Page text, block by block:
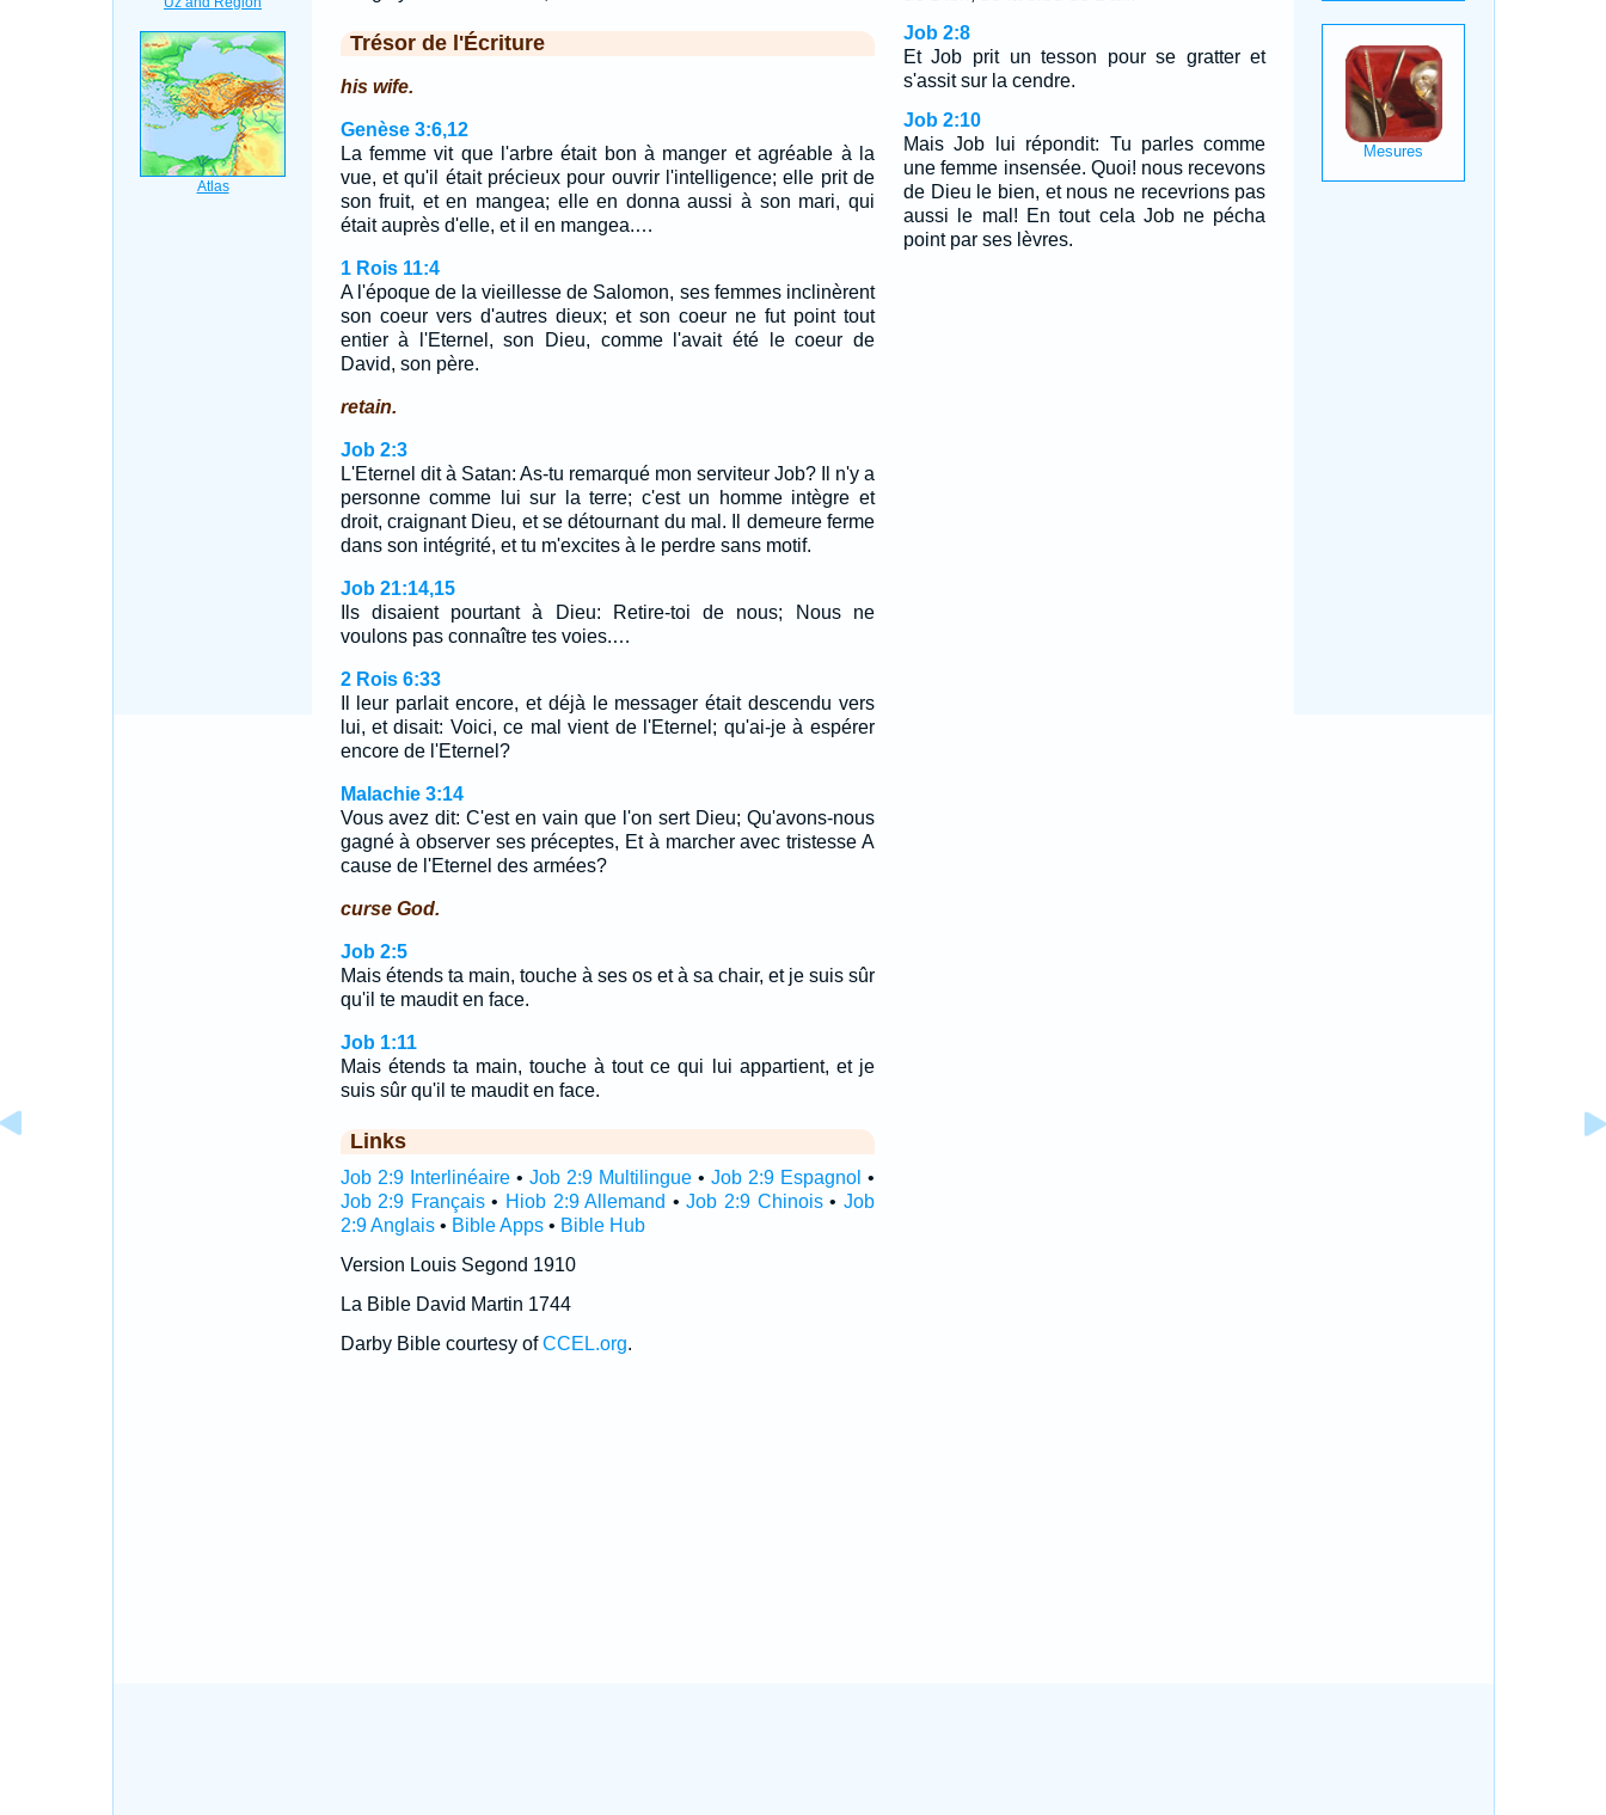
Trésor de l'Écriture
his wife.
Genèse 3:6,12
La femme vit que l'arbre était bon à manger et agréable à la
vue, et qu'il était précieux pour ouvrir l'intelligence; elle prit de
son fruit, et en mangea; elle en donna aussi à son mari, qui
était auprès d'elle, et il en mangea.…
1 Rois 11:4
A l'époque de la vieillesse de Salomon, ses femmes inclinèrent
son coeur vers d'autres dieux; et son coeur ne fut point tout
entier à l'Eternel, son Dieu, comme l'avait été le coeur de
David, son père.
retain.
Job 2:3
L'Eternel dit à Satan: As-tu remarqué mon serviteur Job? Il n'y a
personne comme lui sur la terre; c'est un homme intègre et
droit, craignant Dieu, et se détournant du mal. Il demeure ferme
dans son intégrité, et tu m'excites à le perdre sans motif.
Job 21:14,15
Ils disaient pourtant à Dieu: Retire-toi de nous; Nous ne
voulons pas connaître tes voies.…
2 Rois 6:33
Il leur parlait encore, et déjà le messager était descendu vers
lui, et disait: Voici, ce mal vient de l'Eternel; qu'ai-je à espérer
encore de l'Eternel?
Malachie 3:14
Vous avez dit: C'est en vain que l'on sert Dieu; Qu'avons-nous
gagné à observer ses préceptes, Et à marcher avec tristesse A
cause de l'Eternel des armées?
curse God.
Job 2:5
Mais étends ta main, touche à ses os et à sa chair, et je suis sûr
qu'il te maudit en face.
Job 1:11
Mais étends ta main, touche à tout ce qui lui appartient, et je
suis sûr qu'il te maudit en face.
Links
Job 2:9 Interlinéaire• Job 2:9 Multilingue• Job 2:9 Espagnol •
Job 2:9 Français• Hiob 2:9 Allemand •Job 2:9 Chinois• Job
2:9 Anglais• Bible Apps• Bible Hub
Version Louis Segond 1910
La Bible David Martin 1744
Darby Bible courtesy ofCCEL.org.
Job 2:8
Et Job prit un tesson pour se gratter et
s'assit sur la cendre.
Job 2:10
Mais Job lui répondit: Tu parles comme
une femme insensée. Quoi! nous recevons
de Dieu le bien, et nous ne recevrions pas
aussi le mal! En tout cela Job ne pécha
point par ses lèvres.